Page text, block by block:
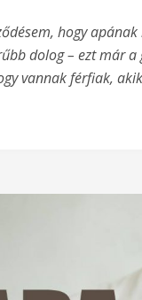
hogy
dolog – ezt már
vannak férfiak,